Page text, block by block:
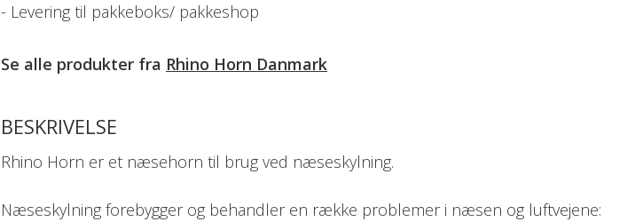
Levering til pakkeboks/ pakkeshop
Se alle produkter fra Rhino Horn Danmark
BESKRIVELSE
Rhino Horn er et næsehorn til brug ved næseskylning.
Næseskylning forebygger og behandler en række problemer i næsen og luftvejene: